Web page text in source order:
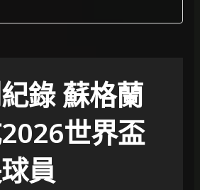
錄 蘇格蘭
世界盃
員